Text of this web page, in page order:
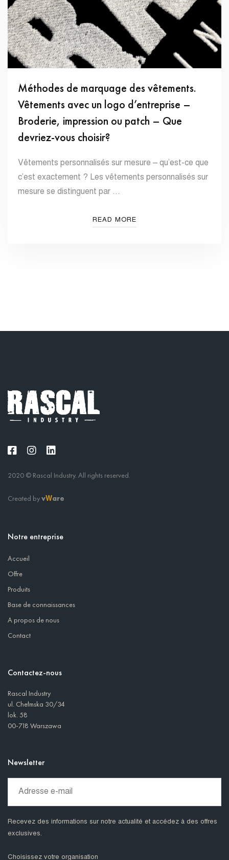
Méthodes de marquage des vêtements.
Vêtements avec un logo d’entreprise –
Broderie, impression ou patch – Que
devriez-vous choisir?
Vêtements personnalisés sur mesure – qu’est-ce que
c’est exactement ? Les vêtements personnalisés sur
mesure se distinguent par …
READ MORE
2020 © Rascal Industry. All rights reserved.
Created byvWare
Notre entreprise
Accueil
Offre
Produits
Base de connaissances
A propos de nous
Contact
Contactez-nous
Rascal Industry
ul. Chełmska 30/34
lok. 58
00-718 Warszawa
Newsletter
Recevez des informations sur notre actualité et accédez à des offres
exclusives.
Choisissez votre organisation